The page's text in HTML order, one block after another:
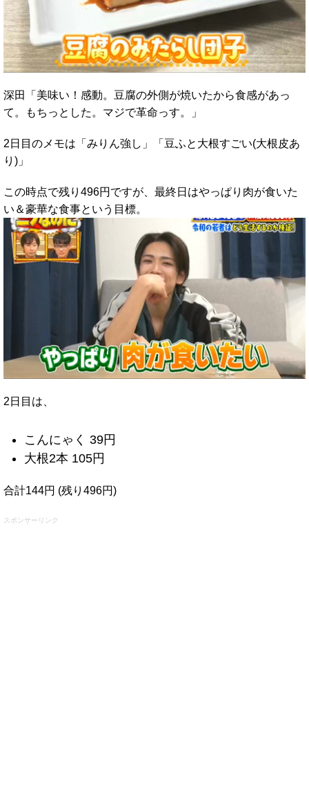
深田「美味い！感動。豆腐の外側が焼いたから食感があっ
て。もちっとした。マジで革命っす。」
2日目のメモは「みりん強し」「豆ふと大根すごい(大根皮あ
り)」
この時点で残り496円ですが、最終日はやっぱり肉が食いた
い＆豪華な食事という目標。
2日目は、
こんにゃく 39円
大根2本 105円
合計144円 (残り496円)
スポンサーリンク